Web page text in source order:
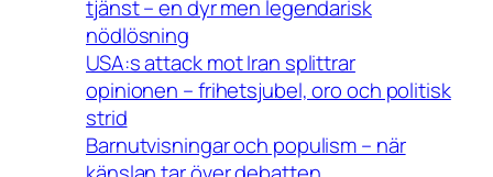
tjänst – en dyr men legendarisk
nödlösning
USA:s attack mot Iran splittrar
opinionen – frihetsjubel, oro och politisk
strid
Barnutvisningar och populism – när